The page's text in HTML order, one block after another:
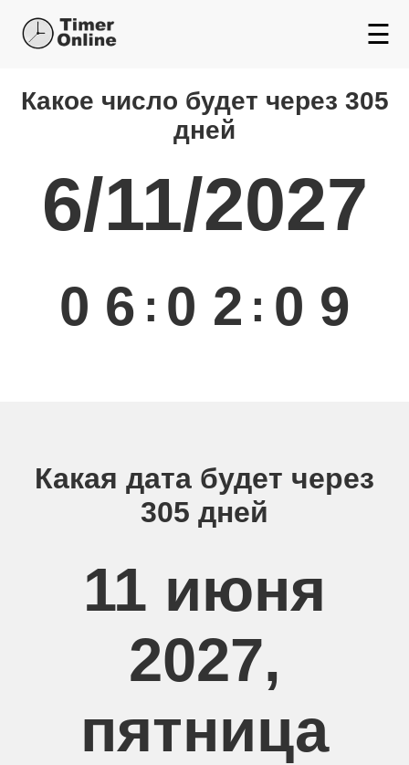
☰
Какой день будет через
Какое число будет через 305
дней
6/11/2027
0 6 : 0 2 : 0 9
Какая дата будет через
305 дней
11 июня
2027,
пятница